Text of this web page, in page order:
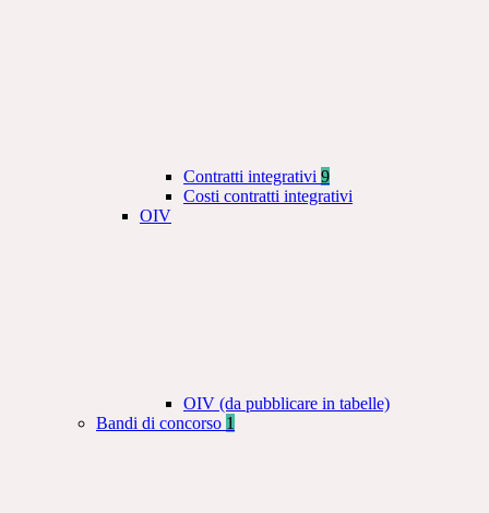
Contratti integrativi 9
Costi contratti integrativi
OIV
OIV (da pubblicare in tabelle)
Bandi di concorso 1